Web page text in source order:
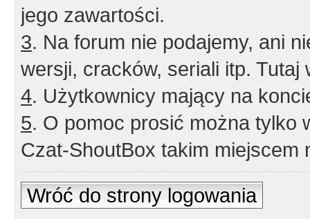
jego zawartości.
3. Na forum nie podajemy, ani
wersji, cracków, seriali itp. Tutaj
4. Użytkownicy mający na
5. O pomoc prosić można tylko
Czat-ShoutBox takim miejscem
Wróć do strony logowania